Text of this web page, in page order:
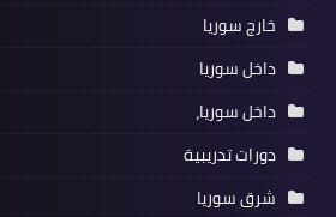
خارج سوريا
داخل سوريا
داخل سوريا،
دورات تدريبية
شرق سوريا